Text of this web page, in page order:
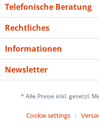
Telefonische Beratung
Rechtliches
Informationen
Newsletter
* Alle Preise inkl. gesetzl.
Cookie settings